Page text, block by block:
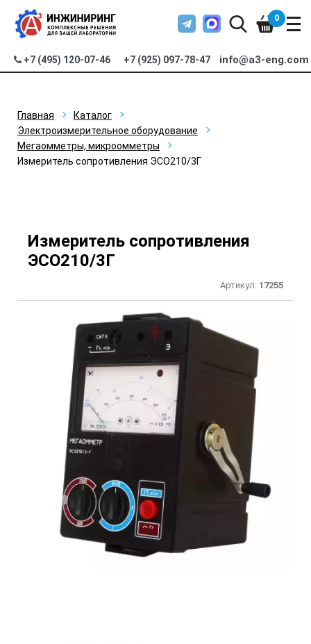
+7 (495) 120-07-46 +7 (925) 097-78-47 info@a3-eng.com
0
Главная
Каталог
Электроизмерительное оборудование
Мегаомметры, микроомметры
Измеритель сопротивления ЭСО210/3Г
Измеритель сопротивления
ЭСО210/3Г
Артикул: 17255